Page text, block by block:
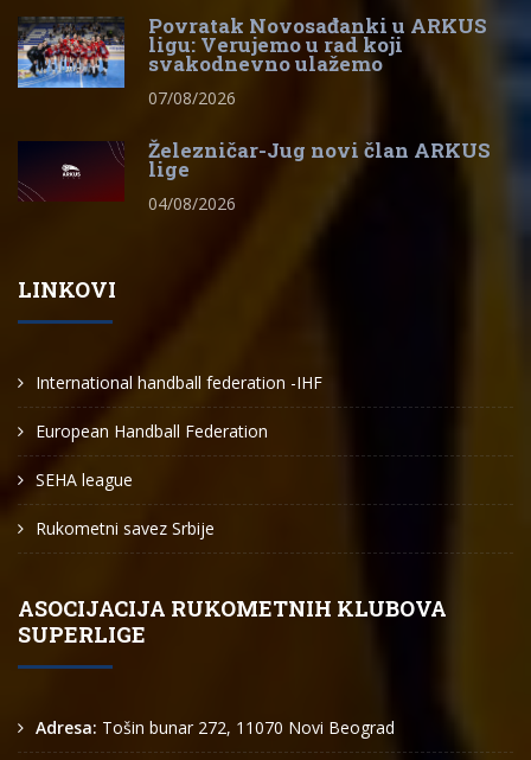
Povratak Novosađanki u ARKUS
ligu: Verujemo u rad koji
svakodnevno ulažemo
07/08/2026
Železničar-Jug novi član ARKUS
lige
04/08/2026
LINKOVI
International handball federation -IHF
European Handball Federation
SEHA league
Rukometni savez Srbije
ASOCIJACIJA RUKOMETNIH KLUBOVA
SUPERLIGE
Adresa: Tošin bunar 272, 11070 Novi Beograd